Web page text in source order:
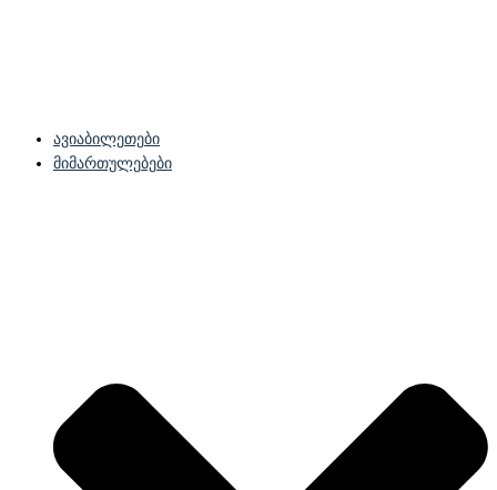
ავიაბილეთები
მიმართულებები